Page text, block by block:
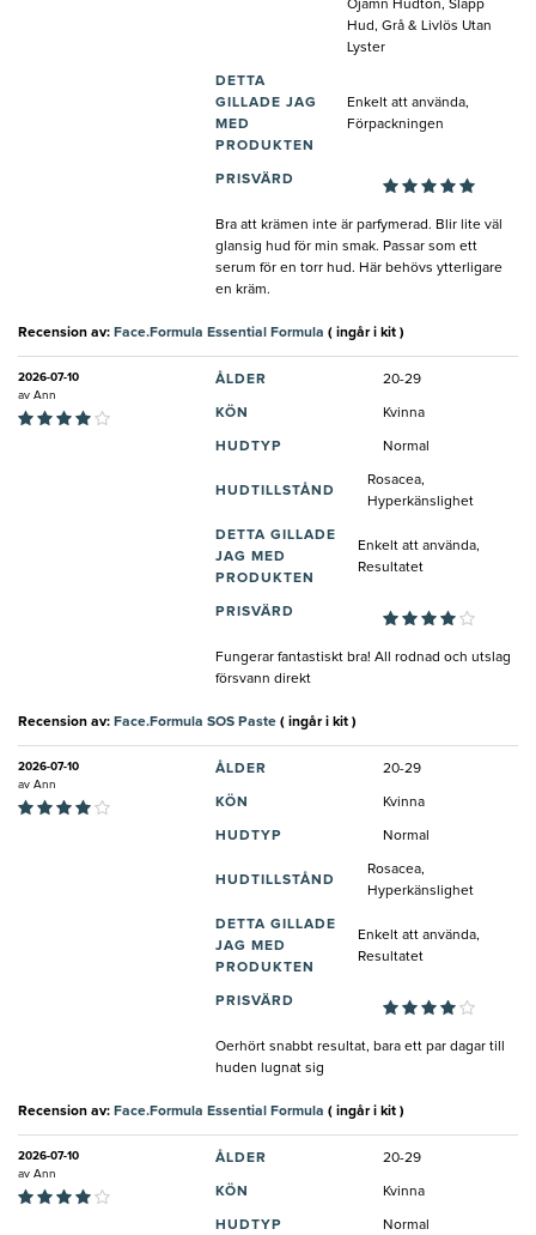
Ojämn Hudton, Slapp
Hud, Grå & Livlös Utan
Lyster
DETTA
GILLADE JAG
MED
PRODUKTEN
Enkelt att använda,
Förpackningen
PRISVÄRD
Bra att krämen inte är parfymerad. Blir lite väl
glansig hud för min smak. Passar som ett
serum för en torr hud. Här behövs ytterligare
en kräm.
Recension av: Face.Formula Essential Formula ( ingår i kit )
2026-07-10
av Ann
ÅLDER 20-29
KÖN Kvinna
HUDTYP Normal
HUDTILLSTÅND
Rosacea,
Hyperkänslighet
DETTA GILLADE
JAG MED
PRODUKTEN
Enkelt att använda,
Resultatet
PRISVÄRD
Fungerar fantastiskt bra! All rodnad och utslag
försvann direkt
Recension av: Face.Formula SOS Paste ( ingår i kit )
2026-07-10
av Ann
ÅLDER 20-29
KÖN Kvinna
HUDTYP Normal
HUDTILLSTÅND
Rosacea,
Hyperkänslighet
DETTA GILLADE
JAG MED
PRODUKTEN
Enkelt att använda,
Resultatet
PRISVÄRD
Oerhört snabbt resultat, bara ett par dagar till
huden lugnat sig
Recension av: Face.Formula Essential Formula ( ingår i kit )
2026-07-10
av Ann
ÅLDER 20-29
KÖN Kvinna
HUDTYP Normal